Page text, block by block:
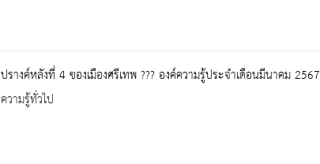
ปรางค์หลังที่ 4 ของเมืองศรีเทพ ??? องค์ความรู้ประจำเดือนมีนาคม 2567
ความรู้ทั่วไป